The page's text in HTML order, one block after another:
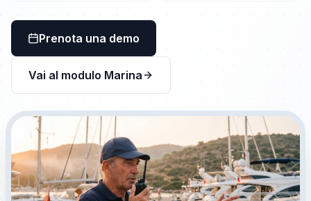
Prenota una demo
Vai al modulo Marina